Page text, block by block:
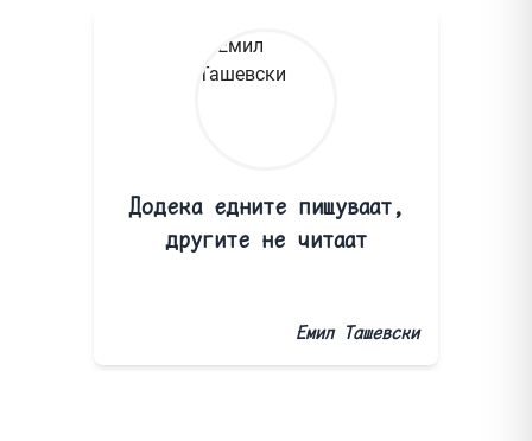
Додека едните пишуваат,
другите не читаат
Емил Ташевски